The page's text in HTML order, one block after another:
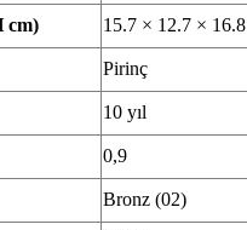
cm) 15.7 × 12.7 × 16.8
Pirinç
10 yıl
0,9
Bronz (02)